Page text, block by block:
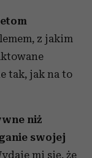
z jakim
tak, jak na to
niż
swojej
mi się, że